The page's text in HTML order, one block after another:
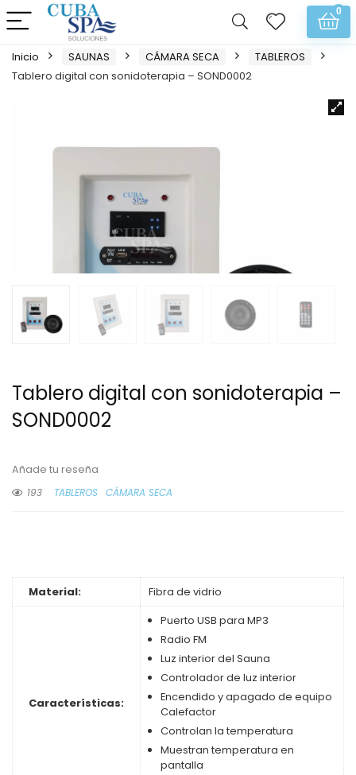
0
Inicio SAUNAS CÁMARA SECA
TABLEROS
Tablero digital con sonidoterapia – SOND0002
Tablero digital con sonidoterapia –
SOND0002
Añade tu reseña
193
TABLEROS CÁMARA SECA
Material: Fibra de vidrio
Características:
Puerto USB para MP3
Radio FM
Luz interior del Sauna
Controlador de luz interior
Encendido y apagado de equipo
Calefactor
Controlan la temperatura
Muestran temperatura en
pantalla